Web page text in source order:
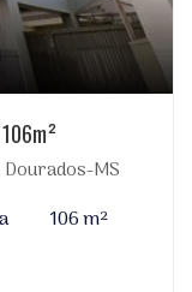
MS
106 m²